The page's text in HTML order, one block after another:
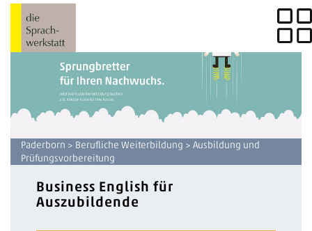
Paderborn > Berufliche Weiterbildung > Ausbildung und
Prüfungsvorbereitung
Business English für
Auszubildende